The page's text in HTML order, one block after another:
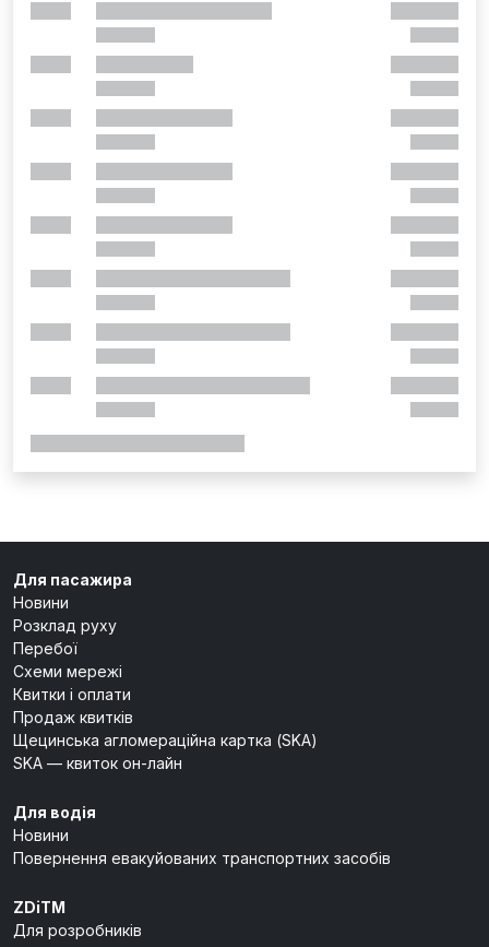
Для пасажира
Новини
Розклад руху
Перебої
Схеми мережі
Квитки і оплати
Продаж квитків
Щецинська агломераційна картка (SKA)
SKA — квиток он-лайн
Для водія
Новини
Повернення евакуйованих транспортних засобів
ZDiTM
Для розробників